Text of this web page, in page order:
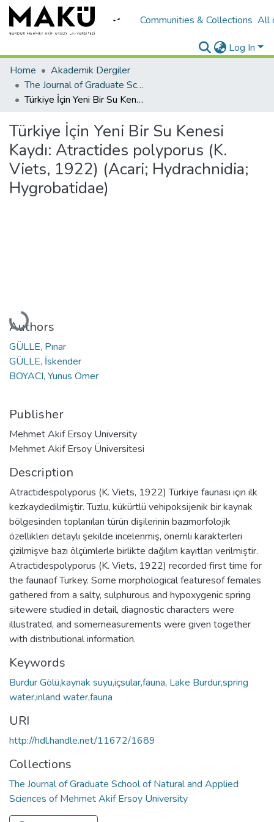
Communities & Collections All
Log In
Home
Akademik Dergiler
The Journal of Graduate School of Natural and Applied Sciences of Mehmet Akif Ersoy University
Türkiye İçin Yeni Bir Su Kenesi Kaydı: Atractides polyporus (K. Viets, 1922) (Acari; Hydrachnidia; Hygrobatidae)
Türkiye İçin Yeni Bir Su Kenesi
Kaydı: Atractides polyporus (K.
Viets, 1922) (Acari; Hydrachnidia;
Hygrobatidae)
Loading...
Authors
GÜLLE, Pınar
GÜLLE, İskender
BOYACI, Yunus Ömer
Publisher
Mehmet Akif Ersoy University
Mehmet Akif Ersoy Üniversitesi
Description
Atractidespolyporus (K. Viets, 1922) Türkiye faunası için ilk
kezkaydedilmiştir. Tuzlu, kükürtlü vehipoksijenik bir kaynak
bölgesinden toplanılan türün dişilerinin bazımorfolojik
özellikleri detaylı şekilde incelenmiş, önemli karakterleri
çizilmişve bazı ölçümlerle birlikte dağılım kayıtları verilmiştir.
Atractidespolyporus (K. Viets, 1922) recorded first time for
the faunaof Turkey. Some morphological featuresof females
gathered from a salty, sulphurous and hypoxygenic spring
sitewere studied in detail, diagnostic characters were
illustrated, and somemeasurements were given together
with distributional information.
Keywords
Burdur Gölü,kaynak suyu,içsular,fauna, Lake Burdur,spring
water,inland water,fauna
URI
http://hdl.handle.net/11672/1689
Collections
The Journal of Graduate School of Natural and Applied
Sciences of Mehmet Akif Ersoy University